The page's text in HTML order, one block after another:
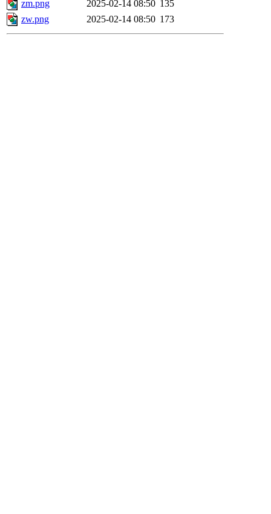
zm.png 2025-02-14 08:50 135
zw.png
2025-02-14 08:50 173